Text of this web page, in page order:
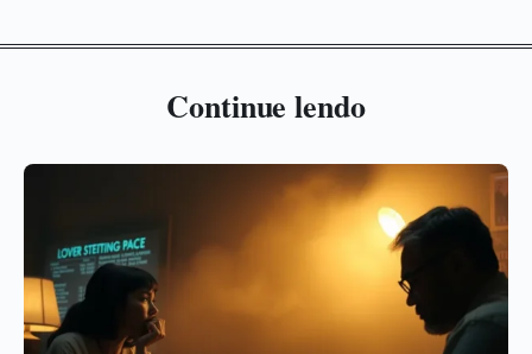
Continue lendo